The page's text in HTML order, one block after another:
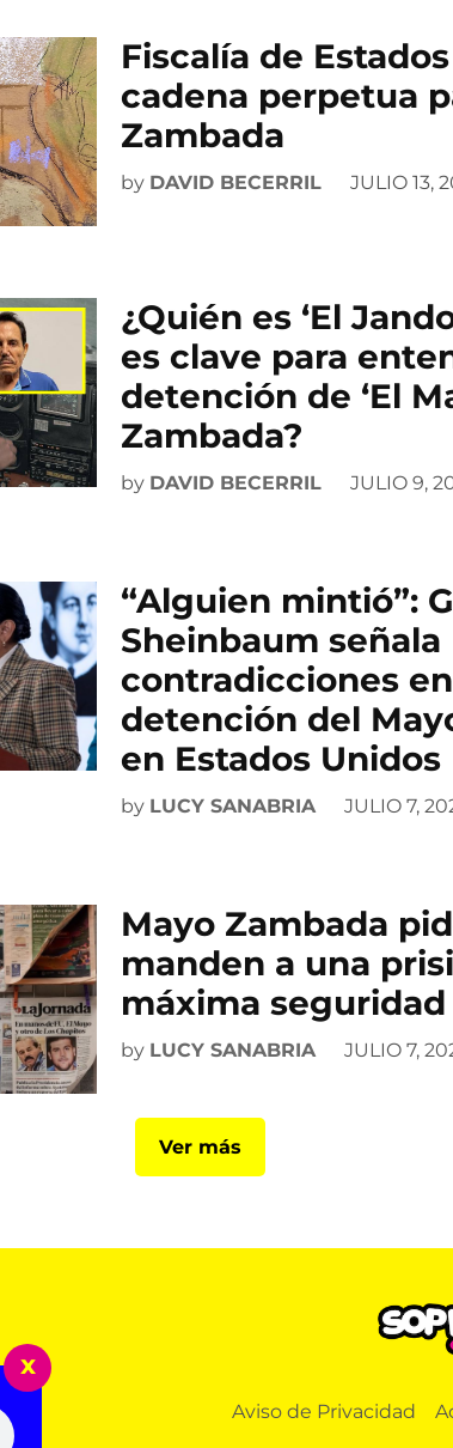
Fiscalía de
cadena perpetua
Zambada
by DAVID BECERRIL JULIO 13,
¿Quién es ‘El
es clave para
detención de ‘El
Zambada?
by DAVID BECERRIL JULIO 9,
“Alguien mintió”:
Sheinbaum señala
contradicciones
detención del
en Estados Unidos
by LUCY SANABRIA JULIO 7,
Mayo Zambada
manden a una
máxima seguridad
by LUCY SANABRIA JULIO 7,
Ver más
Aviso de Privacidad
x